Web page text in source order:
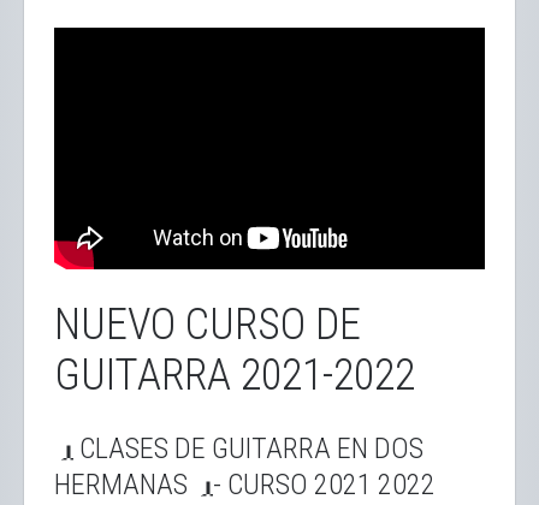
NUEVO CURSO DE
GUITARRA 2021-2022
CLASES DE GUITARRA EN DOS
HERMANAS
- CURSO 2021 2022